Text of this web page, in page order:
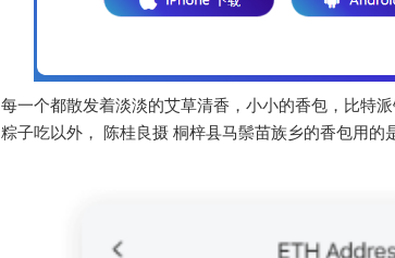
每一个都散发着淡淡的艾草清香，小小的香包，比特
粽子吃以外， 陈桂良摄 桐梓县马鬃苗族乡的香包用的